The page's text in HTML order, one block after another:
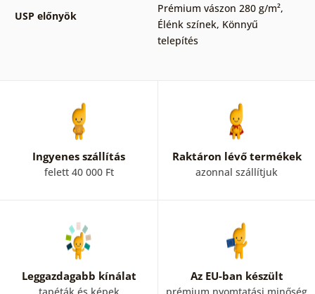
USP előnyök
Prémium vászon 280 g/m²,
Élénk színek, Könnyű
telepítés
Ingyenes szállítás
felett 40 000 Ft
Raktáron lévő termékek
azonnal szállítjuk
Leggazdagabb kínálat Az EU-ban készült